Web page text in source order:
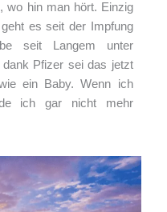
wo hin man hört. Einzig
es seit der Impfung
seit Langem unter
dank Pfizer sei das jetzt
ein Baby. Wenn ich
ich gar nicht mehr